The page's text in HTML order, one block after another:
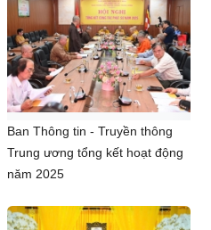
Ban Thông tin - Truyền thông
Trung ương tổng kết hoạt động
năm 2025